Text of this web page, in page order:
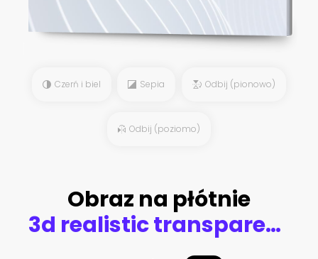
Czerń i biel Sepia Odbij (pionowo)
Odbij (poziomo)
Obraz na płótnie
3d realistic transparent isolated vector set, whole and slice of blackberry, blackberry in a splash of juice with drops, blackberry in a splash of milk or yogurt